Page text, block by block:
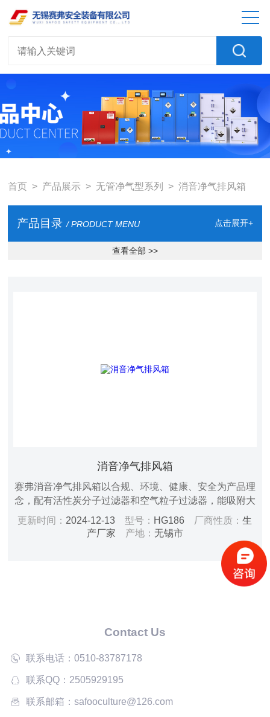
首页 > 产品展示 > 无管净气型系列 >消音净气排风箱
产品目录 / PRODUCT MENU 点击展开+
查看全部 >>
消音净气排风箱
赛弗消音净气排风箱以合规、环境、健康、安全为产品理
念，配有活性炭分子过滤器和空气粒子过滤器，能吸附大
多数的化学气体，科研人员在实验室内进行化学实验时或
在实验室内存储危险化学品时，挥发出VOCS有害气体可
通过排风管道集中废气收集到消音净气排风箱中，经过滤
后的空气再排出，能减少对大气环境的污。
更新时间： 2024-12-13 型号： HG186 厂商性质：生
产厂家 产地： 无锡市
Contact Us
联系电话：0510-83787178
联系QQ：2505929195
联系邮箱：safooculture@126.com